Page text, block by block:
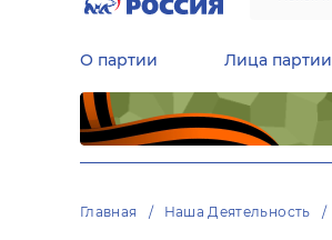
О партии Лица партии
Главная Наша Деятельность